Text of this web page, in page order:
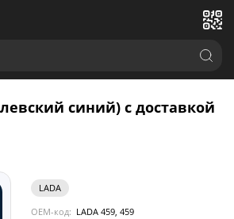
синий) с доставкой
LADA
OEM-код: LADA 459, 459